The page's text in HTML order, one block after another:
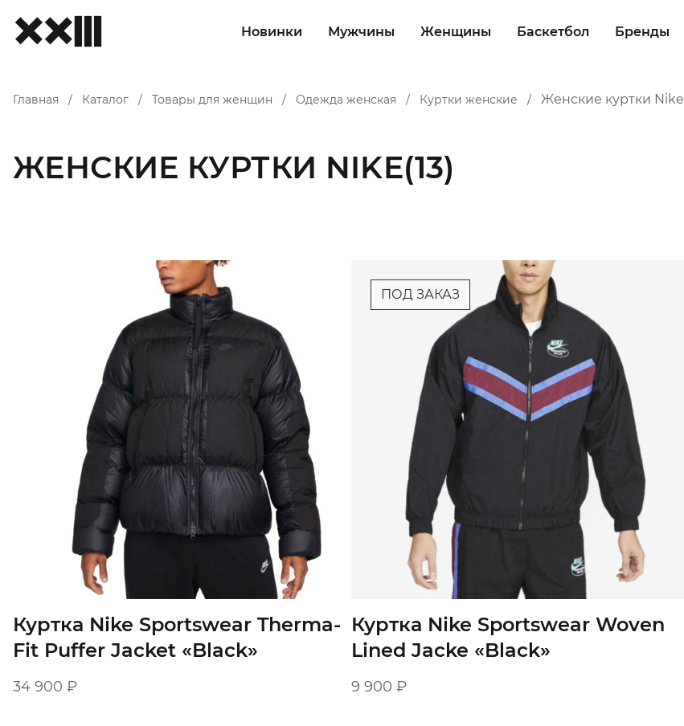
Новинки Мужчины Женщины Баскетбол Бренды
Главная / Каталог / Товары для женщин / Одежда женская / Куртки женские / Женские куртки Nike
ЖЕНСКИЕ КУРТКИ NIKE(13)
Куртка Nike Sportswear Therma-
Fit Puffer Jacket «Black»
34 900 ₽
ПОД ЗАКАЗ
Куртка Nike Sportswear Woven
Lined Jacke «Black»
9 900₽